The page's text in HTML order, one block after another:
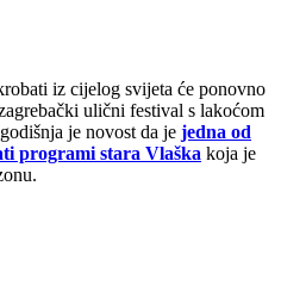
iz cijelog svijeta će ponovno
ulični festival s lakoćom
je novost da je jedna od
programi stara Vlaška koja je